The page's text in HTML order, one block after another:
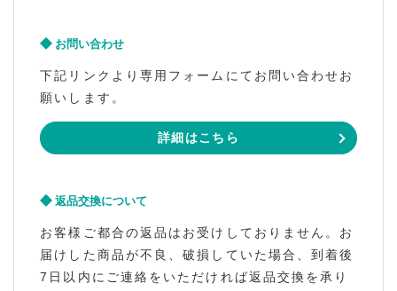
お問い合わせ
下記リンクより専用フォームにてお問い合わせお
願いします。
詳細はこちら
返品交換について
お客様ご都合の返品はお受けしておりません。お
届けした商品が不良、破損していた場合、到着後
7日以内にご連絡をいただければ返品交換を承り